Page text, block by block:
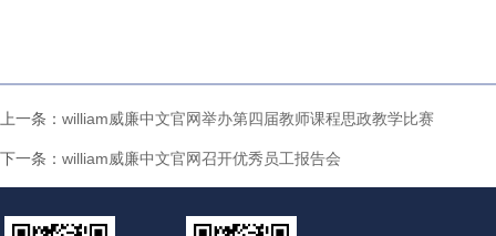
上一条： william威廉中文官网举办第四届教师课程思政教学比赛
下一条： william威廉中文官网召开优秀员工报告会